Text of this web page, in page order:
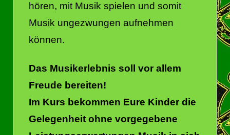
hören, mit Musik spielen und somit
Musik ungezwungen aufnehmen
können.
Das Musikerlebnis soll vor allem
Freude bereiten!
Im Kurs bekommen Eure Kinder die
Gelegenheit ohne vorgegebene